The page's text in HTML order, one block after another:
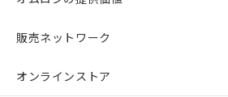
販売ネットワーク
オンラインストア